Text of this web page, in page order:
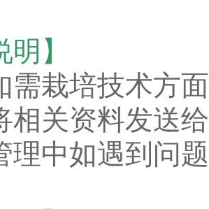
明】
需栽培技术方
相关资料发送
理中如遇到问